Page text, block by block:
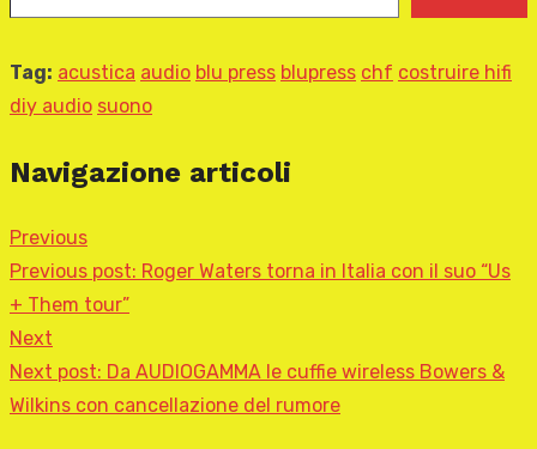
Tag: acustica audio blu press blupress chf costruire hifi
diy audio suono
Navigazione articoli
Previous
Previous post: Roger Waters torna in Italia con il suo “Us
+ Them tour”
Next
Next post: Da AUDIOGAMMA le cuffie wireless Bowers &
Wilkins con cancellazione del rumore